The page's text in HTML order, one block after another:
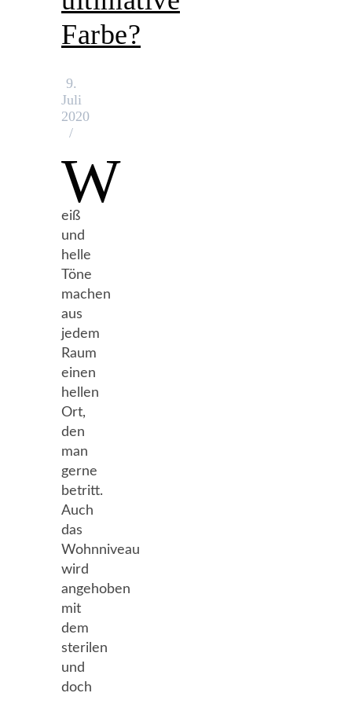
Farbe?
9.
Juli
2020
/
W
eiß
und
helle
Töne
machen
aus
jedem
Raum
einen
hellen
Ort,
den
man
gerne
betritt.
Auch
das
Wohnniveau
wird
angehoben
mit
dem
sterilen
und
doch